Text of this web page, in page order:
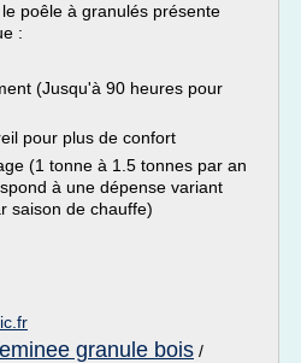
poêle à granulés présente
:
(Jusqu'à 90 heures pour
pour plus de confort
(1 tonne à 1.5 tonnes par an
à une dépense variant
saison de chauffe)
granule bois /